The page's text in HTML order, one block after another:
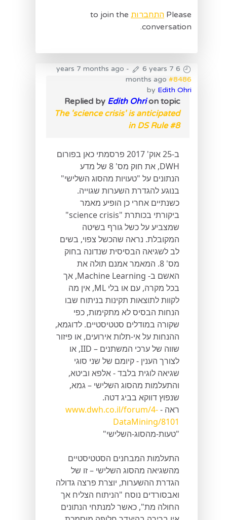
Please התחברות to join the
conversation.
6 years 7 months ago
-
6 years 7
months ago #8486
by Edith Ohri
Replied by Edith Ohrion topic
The 'science crisis' is anticipated
in DS Rule #8
ב-25 אוק' 2017 פרסמתי כאן בפורום
DWH, את חוק מס' 8 של מדע
הנתונים על "טעויות מהסוג השלישי"
בנוגע להגדרת השערות שגוייה.
כשנתיים אחרי כן הופיע מאמר
ביקורתי בכותרת "science crisis"
שמצביע על כשל גורף בשיטה
המקובלת. נראה שהכשל צפוי, בשים
לב לשגיאה הבסיסית שנדונה בחוק
מס' 8. המאמר אמנם תולה את
האשם ב- Machine Learning, אך
בכל מקרה, עם או בלי ML, אין מה
לקוות לתוצאות תקינות בניתוח שבו
הנחות הבסיס לא מתקימות, כפי
שקורה במודלים סטטיסטיים. לדוגמא,
ההנחות על אי-תלות אירועים, או פיזור
שווה של ערכי המשתנים – IID, או
לצורך הענין - קיומם של שני סוגי
שגיאה לוגית בלבד - אלפא וביטא,
והתעלמות מהסוג השלישי – גמא,
שנפוץ דווקא בביג דטה.
ראה -www.dwh.co.il/forum/4-
DataMining/8101
"טעות-מהסוג-השלישי"
התעלמות המבחנים הסטטיסטיים
מהשגיאה מהסוג השלישי – זו של
הגדרת ההשערות, יוצרת פרצה גדולה
ואבסורדים נוסח "הניתוח הצליח אך
החולה מת", כאשר למנתחי הנתונים